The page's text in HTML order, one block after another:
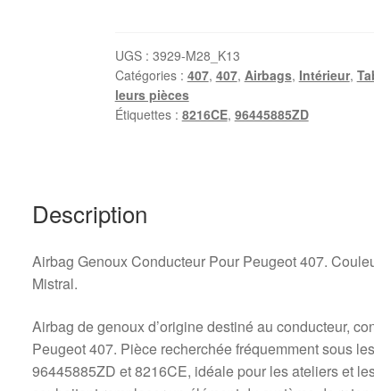
Peugeot
407
96445885ZD
8216CE
UGS : 3929-M28_K13
Catégories : 407, 407, Airbags, Intérieur,
leurs pièces
Étiquettes : 8216CE, 96445885ZD
Description
Airbag Genoux Conducteur Pour Peugeot 407.
Mistral.
Airbag de genoux d’origine destiné au conducteur,
Peugeot 407. Pièce recherchée fréquemment sous
96445885ZD et 8216CE, idéale pour les ateliers et